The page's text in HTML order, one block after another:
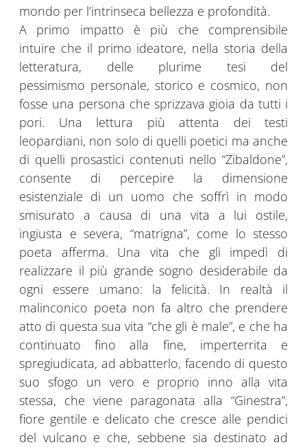
mondo per l’intrinseca bellezza e profondità.
A primo impatto è più che comprensibile
intuire che il primo ideatore, nella storia della
letteratura, delle plurime tesi del
pessimismo personale, storico e cosmico, non
fosse una persona che sprizzava gioia da tutti i
pori. Una lettura più attenta dei testi
leopardiani, non solo di quelli poetici ma anche
di quelli prosastici contenuti nello “Zibaldone”,
consente di percepire la dimensione
esistenziale di un uomo che soffrì in modo
smisurato a causa di una vita a lui ostile,
ingiusta e severa, “matrigna”, come lo stesso
poeta afferma. Una vita che gli impedì di
realizzare il più grande sogno desiderabile da
ogni essere umano: la felicità. In realtà il
malinconico poeta non fa altro che prendere
atto di questa sua vita “che gli è male”, e che ha
continuato fino alla fine, imperterrita e
spregiudicata, ad abbatterlo, facendo di questo
suo sfogo un vero e proprio inno alla vita
stessa, che viene paragonata alla “Ginestra”,
fiore gentile e delicato che cresce alle pendici
del vulcano e che, sebbene sia destinato ad